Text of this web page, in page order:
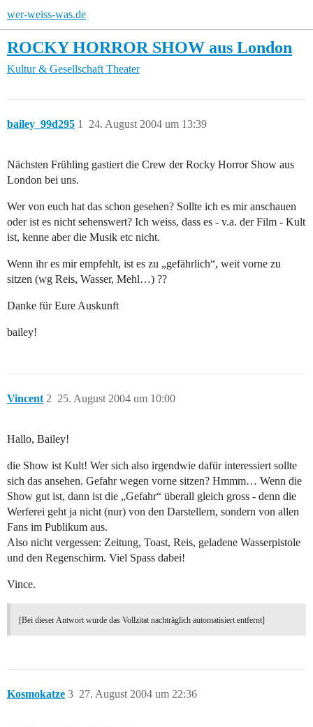
wer-weiss-was.de
ROCKY HORROR SHOW aus London
Kultur & Gesellschaft Theater
bailey_99d295 24. August 2004 um 13:39
1
Nächsten Frühling gastiert die Crew der Rocky Horror Show aus
London bei uns.
Wer von euch hat das schon gesehen? Sollte ich es mir anschauen
oder ist es nicht sehenswert? Ich weiss, dass es - v.a. der Film - Kult
ist, kenne aber die Musik etc nicht.
Wenn ihr es mir empfehlt, ist es zu „gefährlich“, weit vorne zu
sitzen (wg Reis, Wasser, Mehl…) ??
Danke für Eure Auskunft
bailey!
Vincent 25. August 2004 um 10:00
2
Hallo, Bailey!
die Show ist Kult! Wer sich also irgendwie dafür interessiert sollte
sich das ansehen. Gefahr wegen vorne sitzen? Hmmm… Wenn die
Show gut ist, dann ist die „Gefahr“ überall gleich gross - denn die
Werferei geht ja nicht (nur) von den Darstellern, sondern von allen
Fans im Publikum aus.
Also nicht vergessen: Zeitung, Toast, Reis, geladene Wasserpistole
und den Regenschirm. Viel Spass dabei!
Vince.
[Bei dieser Antwort wurde das Vollzitat nachträglich automatisiert entfernt]
Kosmokatze 27. August 2004 um 22:36
3